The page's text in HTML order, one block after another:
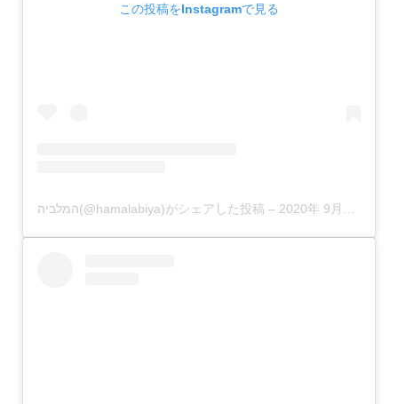
この投稿をInstagramで見る
המלביה(@hamalabiya)がシェアした投稿 – 2020年 9月月19日午前8時38分PDT